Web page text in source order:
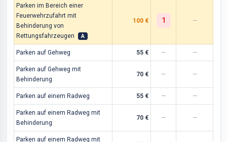
Parken im Bereich einer
Feuerwehrzufahrt mit
Behinderung von
Rettungsfahrzeugen
A
100 € 1 —
Parken auf Gehweg 55 € — —
Parken auf Gehweg mit
Behinderung
70 € — —
Parken auf einem Radweg 55 € — —
Parken auf einem Radweg mit
Behinderung
70 € — —
Parken auf einem Radweg mit